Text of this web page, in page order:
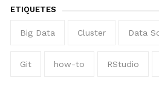
ETIQUETES
Big Data Cluster Data
Git how-to RStudio